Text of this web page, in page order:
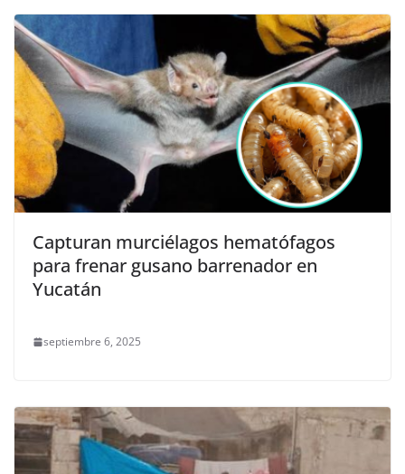
Capturan murciélagos hematófagos
para frenar gusano barrenador en
Yucatán
septiembre 6, 2025